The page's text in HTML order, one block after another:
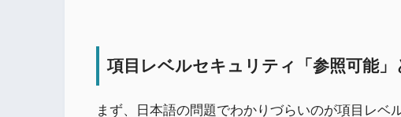
項目レベルセキュリティ「参照可能
まず、日本語の問題でわかりづらいのが項目レベ